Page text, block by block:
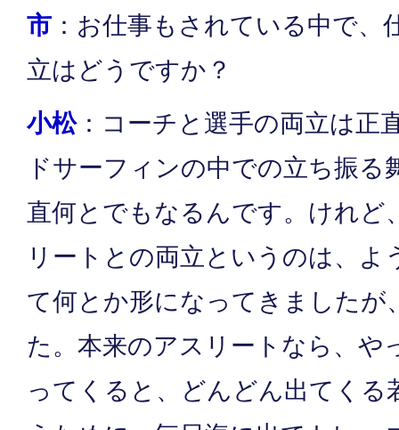
市 ：お仕事もされている中で、
立はどうですか？
小松：コーチと選手の両立は正
ドサーフィンの中での立ち振る
直何とでもなるんです。けれど
リートとの両立というのは、よ
て何とか形になってきましたが
た。本来のアスリートなら、や
ってくると、どんどん出てくる